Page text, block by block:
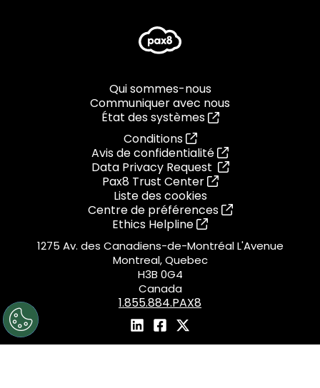
Qui sommes-nous
Communiquer avec nous
État des systèmes
Conditions
Avis de confidentialité
Data Privacy Request
Pax8 Trust Center
Liste des cookies
Centre de préférences
Ethics Helpline
1275 Av. des Canadiens-de-Montréal L'Avenue
Montreal, Quebec
H3B 0G4
Canada
1.855.884.PAX8
© 2026 Pax8, Inc.